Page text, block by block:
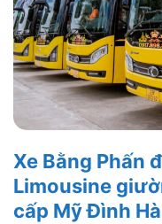
Xe Bằng Phấn
Limousine
cấp Mỹ Đình